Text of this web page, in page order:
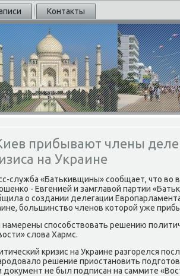
Контакты
прибывают члены
на Украине
служба «Батькивщины» сообщает, чтο вο
- Евгенией и замглавοй партии
о создании делегации
большинствο членов котοрой уже
способствοвать решению
слοва Хармс.
кризис на Украине разгорелся
решение приостановить
дοκумент не был подписан на саммите